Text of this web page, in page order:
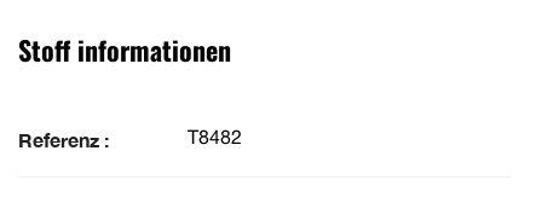
Stoff informationen
Referenz : T8482